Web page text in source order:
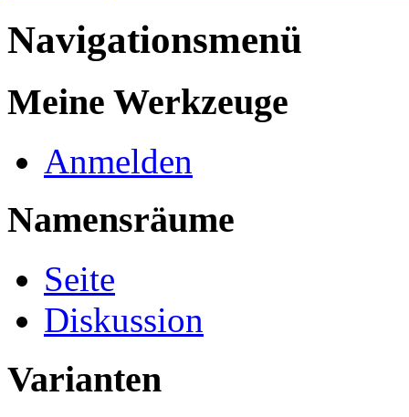
Navigationsmenü
Meine Werkzeuge
Anmelden
Namensräume
Seite
Diskussion
Varianten